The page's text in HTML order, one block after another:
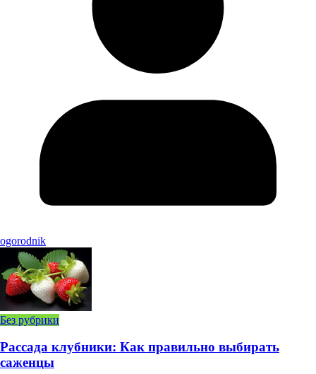
ogorodnik
Без рубрики
Рассада клубники: Как правильно выбирать
саженцы